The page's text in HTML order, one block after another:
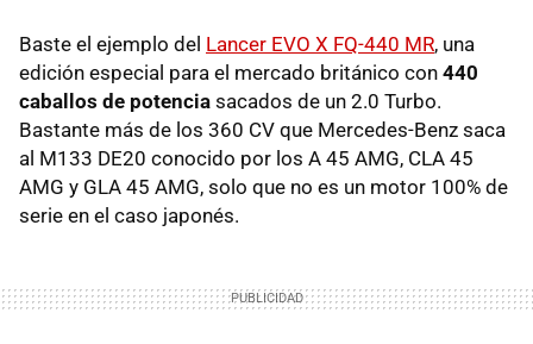
Baste el ejemplo del Lancer EVO X FQ-440 MR, una
edición especial para el mercado británico con 440
caballos de potencia sacados de un 2.0 Turbo.
Bastante más de los 360 CV que Mercedes-Benz saca
al M133 DE20 conocido por los A 45 AMG, CLA 45
AMG y GLA 45 AMG, solo que no es un motor 100% de
serie en el caso japonés.